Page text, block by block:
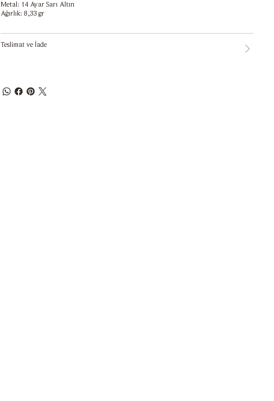
Metal: 14 Ayar Sarı Altın
Ağırlık: 8,33 gr
Teslimat ve İade